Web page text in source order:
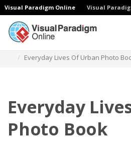
Visual Paradigm Online Visual
Everyday Lives Of Urban Photo
Everyday
Photo Book